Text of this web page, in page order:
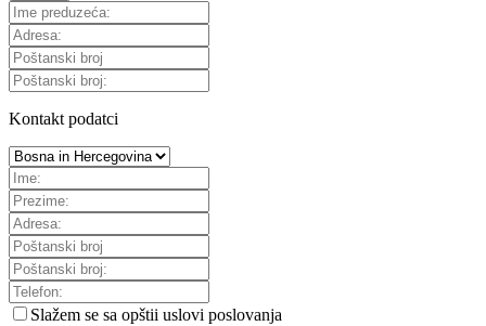
Kontakt podatci
Slažem se sa opštii uslovi poslovanja